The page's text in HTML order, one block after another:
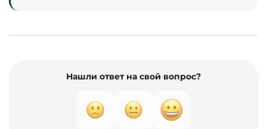
Нашли ответ на свой вопрос?